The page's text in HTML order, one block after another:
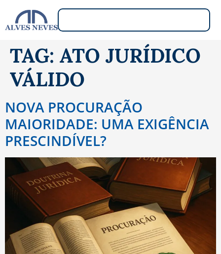
TAG: ATO JURÍDICO
VÁLIDO
NOVA PROCURAÇÃO
MAIORIDADE: UMA EXIGÊNCIA
PRESCINDÍVEL?